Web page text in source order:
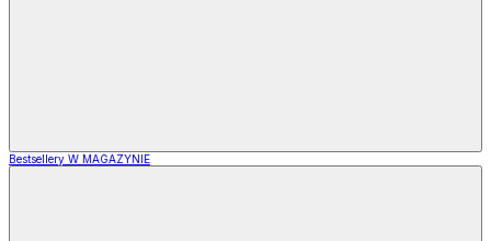
Bestsellery W MAGAZYNIE